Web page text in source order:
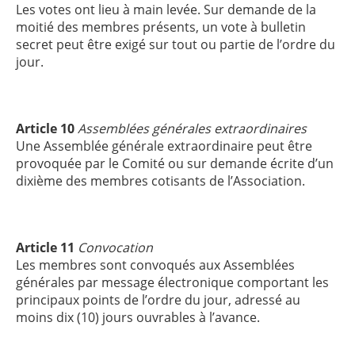
Les votes ont lieu à main levée. Sur demande de la
moitié des membres présents, un vote à bulletin
secret peut être exigé sur tout ou partie de l’ordre du
jour.
Article 10Assemblées générales extraordinaires
Une Assemblée générale extraordinaire peut être
provoquée par le Comité ou sur demande écrite d’un
dixième des membres cotisants de l’Association.
Article 11 Convocation
Les membres sont convoqués aux Assemblées
générales par message électronique comportant les
principaux points de l’ordre du jour, adressé au
moins dix (10) jours ouvrables à l’avance.